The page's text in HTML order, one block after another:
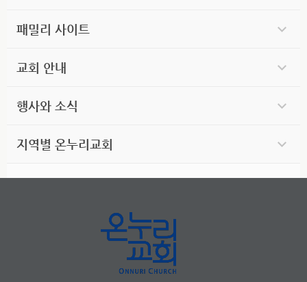
패밀리 사이트
교회 안내
행사와 소식
지역별 온누리교회